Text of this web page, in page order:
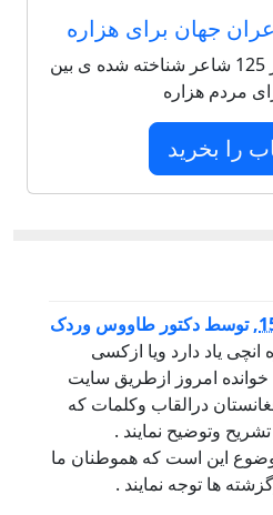
جهان برای هزاره
مجموعه شعر بی نظیر از 125 شاعر شناخته شده ی بین
مردم هزاره
را بخرید
,توسط دکتور طاووس وردک
یاد دارد ویا ازکسی
خوانده امروز ازطریق سایت
درالقاب وکلمات که
وتوضیح نمایند .
این است که هموطنان ما
ها توجه نمایند .